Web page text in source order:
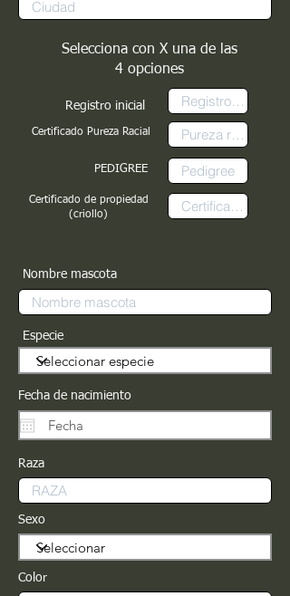
Registro inicial
Certificado Pureza Racial
PEDIGREE
Selecciona con X una de las
4 opciones
Certificado de propiedad
(criollo)
Nombre mascota
Especie
Fecha de nacimiento
Raza
Sexo
Color